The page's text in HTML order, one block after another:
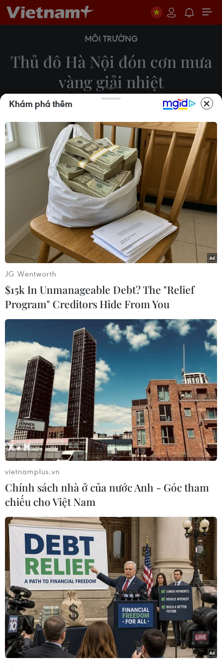
MÔI TRƯỜNG
Thủ đô Hà Nội đón cơn mưa
vàng giải nhiệt
Chiều tối 8/6/2026, nhiều khu vực trong đó có
Thủ đô Hà Nội đón mưa giông diện rộng, giúp giải
tỏa bầu không khí nắng nóng, oi bức suốt nhiều
ngày qua.
Mặc dù mưa vào đúng giờ tan tầm nhưng chắc không ai thấy
khó chịu bởi cơn mưa giúp giải tỏa bầu không khí ngột ngạt, oi
bức (ảnh chụp lúc 18g20 phút). (Ảnh: Minh Quyết/TTXVN)
Mưa giông diện rộng trên địa bàn Hà Nội. (Ảnh: Minh
Quyết/TTXVN)
Khám phá thêm
JG Wentworth
$15k In Unmanageable Debt? The "Relief
Program" Creditors Hide From You
vietnamplus.vn
Chính sách nhà ở của nước Anh - Góc tham
chiếu cho Việt Nam